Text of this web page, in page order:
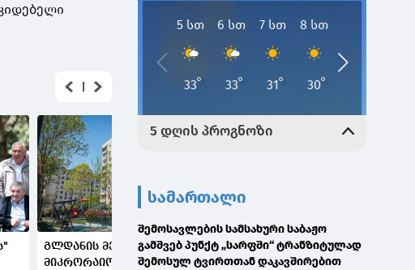
გლდანის მე-6
მიკრორაიონში,
ვაზისუბანში 2008 წლის
ომში დაღუპული
სამართალი
შემოსავლების სამსახური საბაჟო
გამშვებ პუნქტ „სარფში“ ტრანზიტულად
შემოსულ ტვირთთან დაკავშირებით